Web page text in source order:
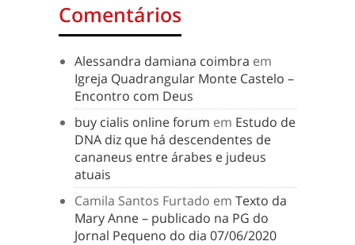
Comentários
Alessandra damiana coimbra em
Igreja Quadrangular Monte Castelo –
Encontro com Deus
buy cialis online forum em Estudo de
DNA diz que há descendentes de
cananeus entre árabes e judeus
atuais
Camila Santos Furtado em Texto da
Mary Anne – publicado na PG do
Jornal Pequeno do dia 07/06/2020